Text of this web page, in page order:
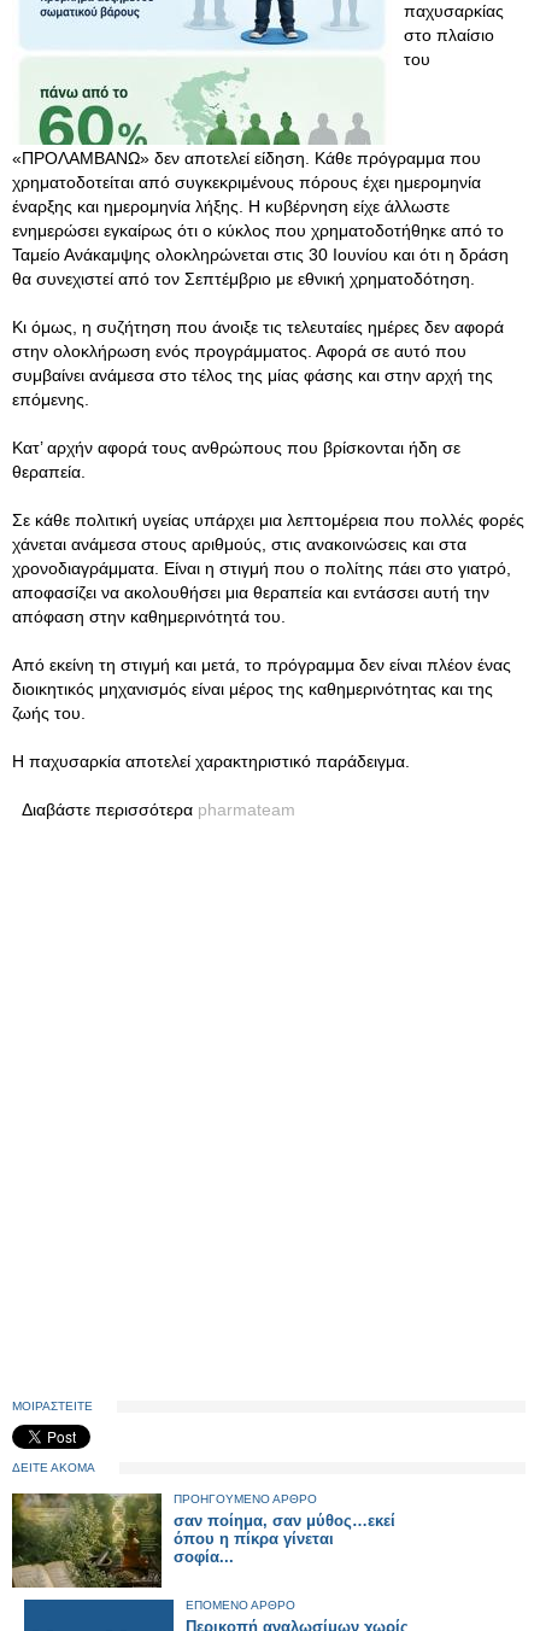
παχυσαρκίας
στο πλαίσιο
του
«ΠΡΟΛΑΜΒΑΝΩ» δεν αποτελεί είδηση. Κάθε πρόγραμμα που
χρηματοδοτείται από συγκεκριμένους πόρους έχει ημερομηνία
έναρξης και ημερομηνία λήξης. Η κυβέρνηση είχε άλλωστε
ενημερώσει εγκαίρως ότι ο κύκλος που χρηματοδοτήθηκε από το
Ταμείο Ανάκαμψης ολοκληρώνεται στις 30 Ιουνίου και ότι η δράση
θα συνεχιστεί από τον Σεπτέμβριο με εθνική χρηματοδότηση.
Κι όμως, η συζήτηση που άνοιξε τις τελευταίες ημέρες δεν αφορά
στην ολοκλήρωση ενός προγράμματος. Αφορά σε αυτό που
συμβαίνει ανάμεσα στο τέλος της μίας φάσης και στην αρχή της
επόμενης.
Κατ’ αρχήν αφορά τους ανθρώπους που βρίσκονται ήδη σε
θεραπεία.
Σε κάθε πολιτική υγείας υπάρχει μια λεπτομέρεια που πολλές φορές
χάνεται ανάμεσα στους αριθμούς, στις ανακοινώσεις και στα
χρονοδιαγράμματα. Είναι η στιγμή που ο πολίτης πάει στο γιατρό,
αποφασίζει να ακολουθήσει μια θεραπεία και εντάσσει αυτή την
απόφαση στην καθημερινότητά του.
Από εκείνη τη στιγμή και μετά, το πρόγραμμα δεν είναι πλέον ένας
διοικητικός μηχανισμός είναι μέρος της καθημερινότητας και της
ζωής του.
Η παχυσαρκία αποτελεί χαρακτηριστικό παράδειγμα.
Διαβάστε περισσότερα pharmateam
ΜΟΙΡΑΣΤΕΙΤΕ
ΔΕΙΤΕ ΑΚΟΜΑ
ΠΡΟΗΓΟΥΜΕΝΟ ΑΡΘΡΟ
σαν ποίημα, σαν μύθος…εκεί
όπου η πίκρα γίνεται
σοφία...
ΕΠΟΜΕΝΟ ΑΡΘΡΟ
Περικοπή αναλωσίμων χωρίς